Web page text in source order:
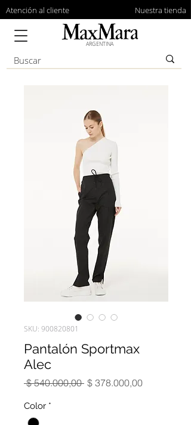
Atención al cliente Nuestra tienda
ARGENTINA
SKU: 900820801
Pantalón Sportmax
Alec
$ 540.000,00 Precio
$ 378.000,00Precio
Color *